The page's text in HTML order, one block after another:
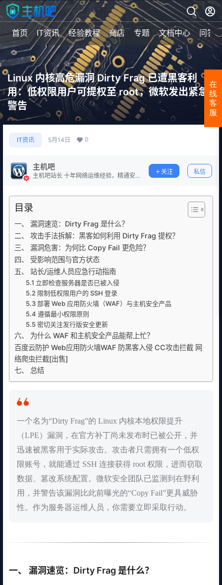
首页 IT资讯 经验教程 商店 专题 文档中心 问答
Linux 内核高危漏洞 Dirty Frag 已遭黑客利
用：低权限用户可提权至 root，微软发出紧急
警告
IT资讯 5月14日 0
主机吧
主机吧站长 十年网络运维经验，精通安
关注 私信
目录
一、 漏洞速览：Dirty Frag 是什么？
二、 攻击手法拆解：黑客如何利用 Dirty Frag 提权？
三、 漏洞危害：为何比 Copy Fail 更危险？
四、 受影响范围与官方状态
五、 站长/运维人员应急行动指南
5.1 立即检查服务器是否已被入侵
5.2 限制低权限用户的 SSH 登录
5.3 部署 Web 应用防火墙（WAF）与主机安全产品
5.4 遵循最小权限原则
5.5 密切关注发行版安全更新
六、 为什么 WAF 和主机安全产品能帮上忙？
百度云防护 Web应用防火墙WAF 防黑客入侵 CC攻击拦截 网
络爬虫拦截[出售]
七、 总结
一个名为“Dirty Frag”的 Linux 内核本地权限提升
（LPE）漏洞，在官方补丁尚未发布时已被公开，并
迅速被黑客用于实际攻击。攻击者只需拥有一个低权
限账号，就能通过 SSH 连接获得 root 权限，进而窃取
数据、篡改系统配置。微软安全团队已监测到在野利
用，并警告该漏洞比此前曝光的“Copy Fail”更具威胁
性。作为服务器运维人员，你需要立即采取行动。
一、 漏洞速览：Dirty Frag 是什么？
在
线
客
服